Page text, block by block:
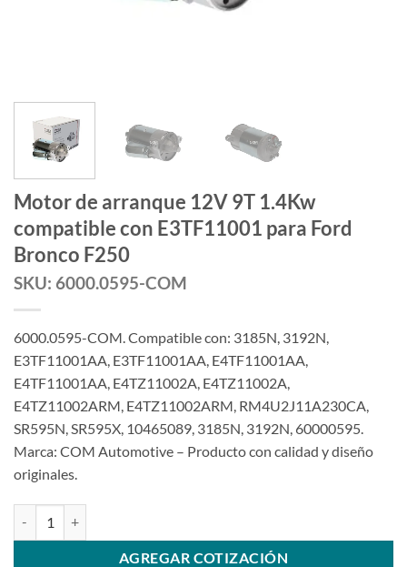
Motor de arranque 12V 9T 1.4Kw
compatible con E3TF11001 para Ford
Bronco F250
SKU: 6000.0595-COM
6000.0595-COM. Compatible con: 3185N, 3192N,
E3TF11001AA, E3TF11001AA, E4TF11001AA,
E4TF11001AA, E4TZ11002A, E4TZ11002A,
E4TZ11002ARM, E4TZ11002ARM, RM4U2J11A230CA,
SR595N, SR595X, 10465089, 3185N, 3192N, 60000595.
Marca: COM Automotive – Producto con calidad y diseño
originales.
AGREGAR COTIZACIÓN